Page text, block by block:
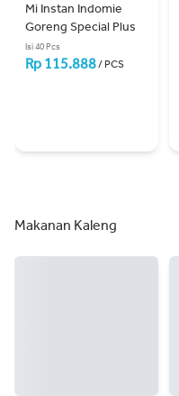
Mi Instan Indomie
Goreng Special Plus
Isi 40 Pcs
Rp 115.888/ PCS
Makanan Kaleng